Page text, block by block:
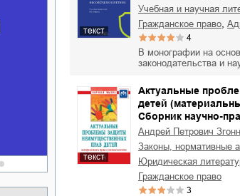
Забытая земля Новоросии:
о судьбе Кировоградской
Сергей Николаевич Сидоренко
текст
учебная и научная
гражданское право
4
В монографии на
законодательства и
текст
Актуальные
детей
Сборник научно-
Андрей Петрович
законы, нормативные
юридическая
гражданское право
3